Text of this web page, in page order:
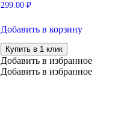
299.00 ₽
Добавить в корзину
Купить в 1 клик
Добавить в избранное
Добавить в избранное